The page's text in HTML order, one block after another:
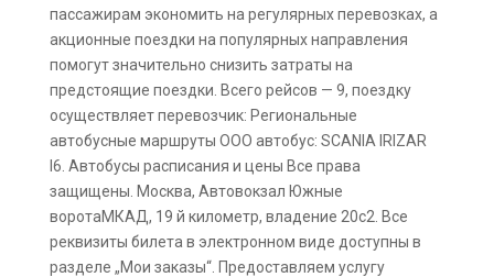
пассажирам экономить на регулярных перевозках, а
акционные поездки на популярных направления
помогут значительно снизить затраты на
предстоящие поездки. Всего рейсов — 9, поездку
осуществляет перевозчик: Региональные
автобусные маршруты ООО автобус: SCANIA IRIZAR
I6. Автобусы расписания и цены Все права
защищены. Москва, Автовокзал Южные
воротаМКАД, 19 й километр, владение 20с2. Все
реквизиты билета в электронном виде доступны в
разделе „Мои заказы“. Предоставляем услугу